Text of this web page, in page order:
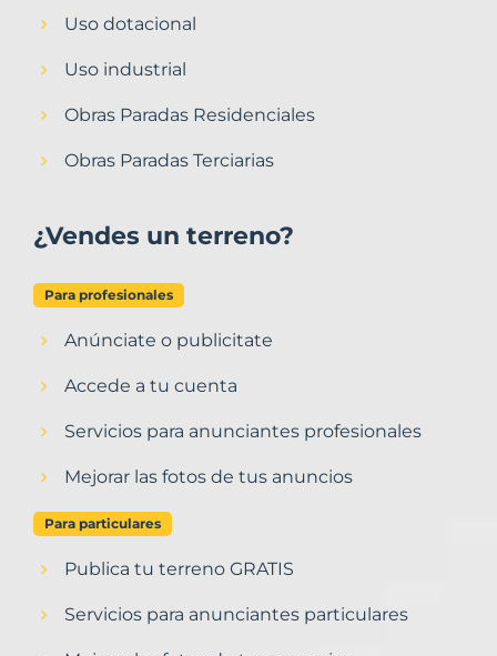
Uso dotacional
Uso industrial
Obras Paradas Residenciales
Obras Paradas Terciarias
¿Vendes un terreno?
Para profesionales
Anúnciate o publicitate
Accede a tu cuenta
Servicios para anunciantes profesionales
Mejorar las fotos de tus anuncios
Para particulares
Publica tu terreno GRATIS
Servicios para anunciantes particulares